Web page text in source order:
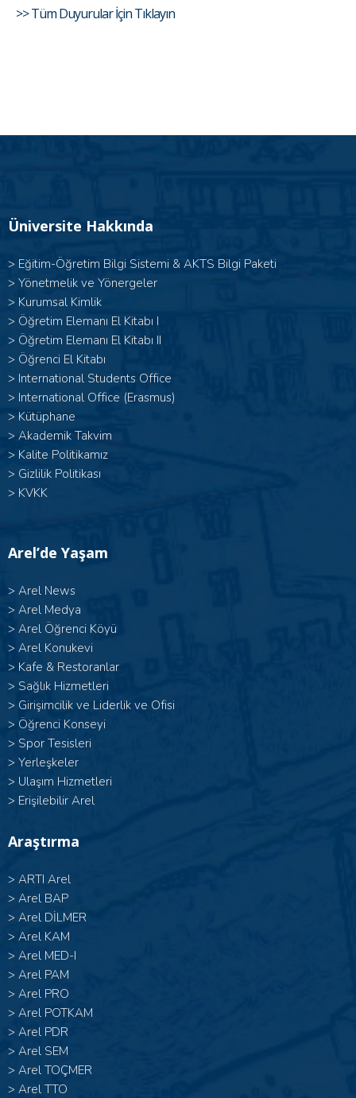
>> Tüm Duyurular İçin Tıklayın
Üniversite Hakkında
> Eğitim-Öğretim Bilgi Sistemi & AKTS Bilgi Paketi
> Yönetmelik ve Yönergeler
> Kurumsal Kimlik
> Öğretim Elemanı El Kitabı I
> Öğretim Elemanı El Kitabı II
> Öğrenci El Kitabı
> International Students Office
> International Office (Erasmus)
> Kütüphane
> Akademik Takvim
> Kalite Politikamız
> Gizlilik Politikası
> KVKK
Arel’de Yaşam
> Arel News
> Arel Medya
> Arel Öğrenci Köyü
> Arel Konukevi
> Kafe & Restoranlar
> Sağlık Hizmetleri
> Girişimcilik ve Liderlik ve Ofisi
> Öğrenci Konseyi
> Spor Tesisleri
> Yerleşkeler
> Ulaşım Hizmetleri
> Erişilebilir Arel
Araştırma
> ARTI Arel
> Arel BAP
> Arel DİLMER
> Arel KAM
> Arel MED-I
> Arel PAM
> Arel PRO
> Arel POTKAM
> Arel PDR
> Arel SEM
> Arel TOÇMER
> Arel TTO